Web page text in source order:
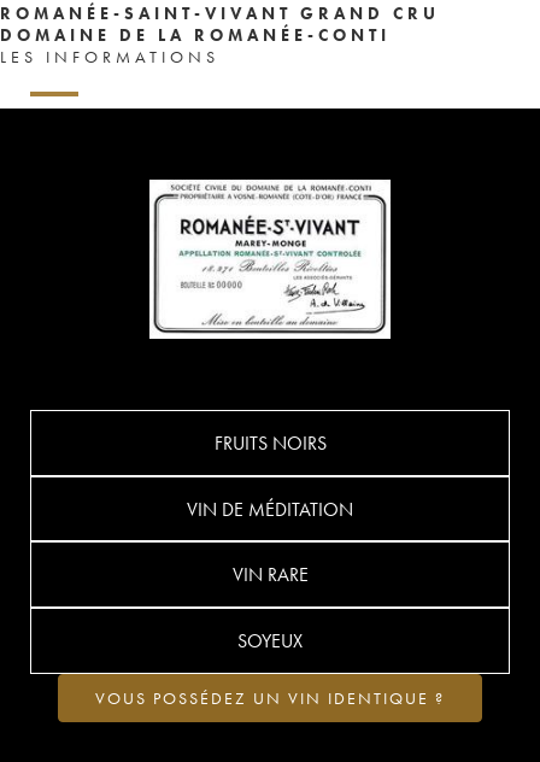
ROMANÉE-SAINT-VIVANT GRAND CRU
DOMAINE DE LA ROMANÉE-CONTI
LES INFORMATIONS
FRUITS NOIRS
VIN DE MÉDITATION
VIN RARE
SOYEUX
VOUS POSSÉDEZ UN VIN IDENTIQUE ?